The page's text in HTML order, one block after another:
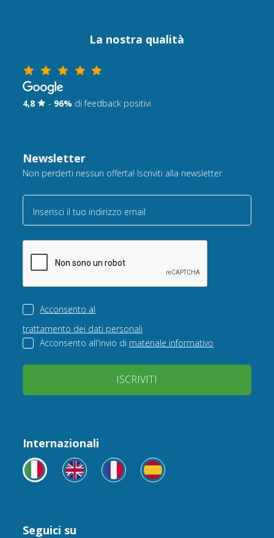
La nostra qualità
4,8 - 96% di feedback positivi
Newsletter
Non perderti nessun offerta! Iscriviti alla newsletter
Inserisci il tuo indirizzo email
Acconsento al
trattamento dei dati personali
Acconsento all'invio di materiale informativo
ISCRIVITI
Internazionali
Seguici su